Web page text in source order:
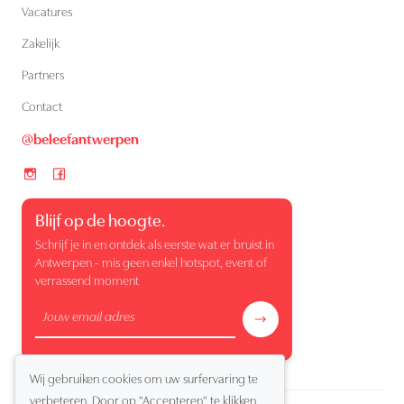
Vacatures
Zakelijk
Partners
Contact
@beleefantwerpen
Blijf op de hoogte.
Schrijf je in en ontdek als eerste wat er bruist in
Antwerpen - mis geen enkel hotspot, event of
verrassend moment
Wij gebruiken cookies om uw surfervaring te